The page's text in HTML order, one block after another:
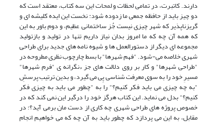
دارند. کاتبرت، در تمامی لحظات و لمحات این سه کتاب، معتقد است که
دو چیز باید از حافظه جمعی ما زدوده شود: نخست این ایده کلیشه ای و
گریزناپذیر که شهر چیزی نیست جُز ساختمانی عظیم، و دوم باور به این
که همه آن چه که ما امروز بدان نیاز داریم تنها در تولید و بازتولید
مجموعه ای دیگر از دستورالعمل ها و شیوه نامه های جدید برای طراحی
شهری خلاصه می-شود. "فهم شهرها" با بسط چارچوب نظری مطروحه در
"طراحی شهرها" و کار بر روی دلالت های جز ءنگرانه ی "فرم شهرها"
مسیرِ خود را به سوی معرفت شناسی پِی می گیرد، و بدین ترتیب پرسشِ
"به چه چیزی می باید فکر کنیم؟" را به "چطور می باید به چیزی فکر
کنیم؟" بدل می نماید. این کتاب هرگز خود را درگیر این نمی کند که در
خصوص پروژه های طراحی شهری چه کاری از دست مان برمی آید؟؛ در
مقابل، به این می پردازد که چطور باید به آن چه که می خواهیم انجام